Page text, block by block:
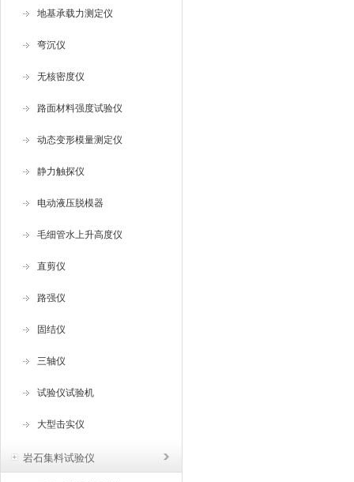
地基承载力测定仪
弯沉仪
无核密度仪
路面材料强度试验仪
动态变形模量测定仪
静力触探仪
电动液压脱模器
毛细管水上升高度仪
直剪仪
路强仪
固结仪
三轴仪
试验仪试验机
大型击实仪
岩石集料试验仪